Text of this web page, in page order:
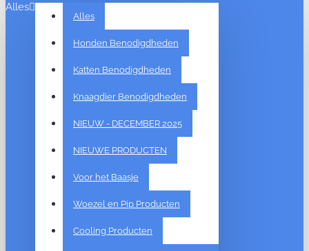
Alles
Alles
Honden Benodigdheden
Katten Benodigdheden
Knaagdier Benodigdheden
NIEUW - DECEMBER 2025
NIEUWE PRODUCTEN
Voor het Baasje
Woezel en Pip Producten
Cooling Producten